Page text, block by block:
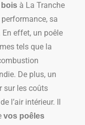
bois à La Tranche
sa
effet, un poêle
tels que la
De plus, un
sur les coûts
l’air intérieur. Il
vos poêles